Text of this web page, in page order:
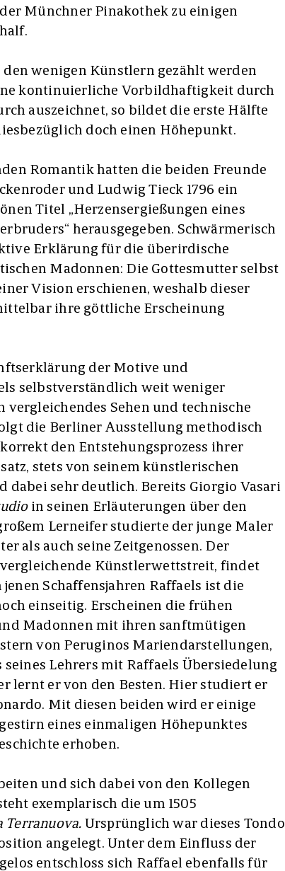
Münchner Pinakothek zu einigen
wenigen Künstlern gezählt werden
kontinuierliche Vorbildhaftigkeit durch
auszeichnet, so bildet die erste Hälfte
doch einen Höhepunkt.
Romantik hatten die beiden Freunde
und Ludwig Tieck 1796 ein
Titel „Herzensergießungen eines
herausgegeben. Schwärmerisch
Erklärung für die überirdische
Madonnen: Die Gottesmutter selbst
Vision erschienen, weshalb dieser
ihre göttliche Erscheinung
der Motive und
selbstverständlich weit weniger
vergleichendes Sehen und technische
die Berliner Ausstellung methodisch
den Entstehungsprozess ihrer
stets von seinem künstlerischen
dabei sehr deutlich. Bereits Giorgio Vasari
in seinen Erläuterungen über den
Lerneifer studierte der junge Maler
als auch seine Zeitgenossen. Der
Künstlerwettstreit, findet
Schaffensjahren Raffaels ist die
einseitig. Erscheinen die frühen
Madonnen mit ihren sanftmütigen
von Peruginos Mariendarstellungen,
Lehrers mit Raffaels Übersiedelung
lernt er von den Besten. Hier studiert er
Mit diesen beiden wird er einige
eines einmaligen Höhepunktes
erhoben.
und sich dabei von den Kollegen
exemplarisch die um 1505
Terranuova.Ursprünglich war dieses Tondo
angelegt. Unter dem Einfluss der
entschloss sich Raffael ebenfalls für